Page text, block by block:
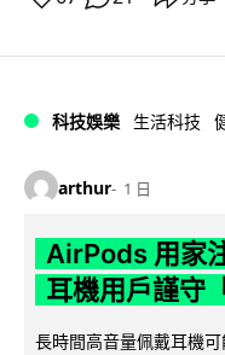
科技娛樂 生活科技
arthur 1 日
AirPods 用家
耳機用戶謹守
長時間高音量佩戴耳機